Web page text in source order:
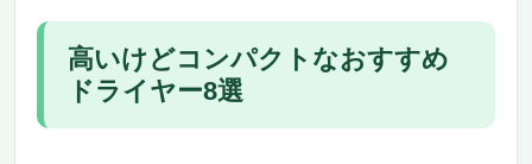
高いけどコンパクトなおすすめ
ドライヤー8選